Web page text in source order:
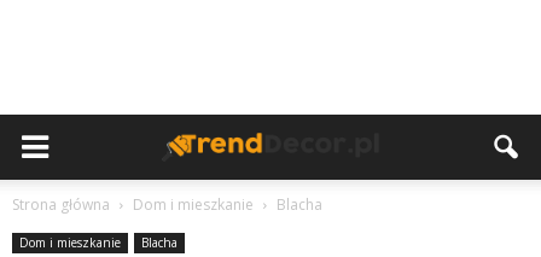
Strona główna Dom i mieszkanie Blacha
Dom i mieszkanie Blacha